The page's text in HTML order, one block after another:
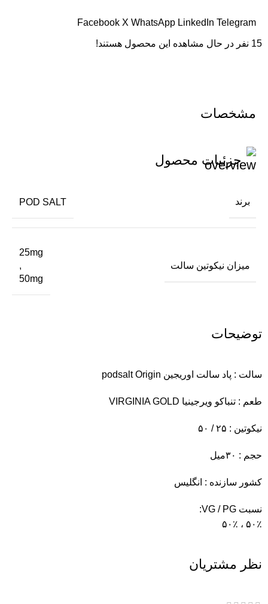
Facebook X WhatsApp LinkedIn Telegram
15 نفر در حال مشاهده این محصول هستند!
توضیحات
سالت : پاد سالت اوریجین podsalt Origin
طعم : تنباکو ویرجینیا VIRGINIA GOLD
نیکوتین : ۲۵ / ۵۰
حجم : ۳۰میل
کشور سازنده : انگلیس
نسبت VG / PG:
۵۰٪ ، ۵۰٪
مشخصات
جزئیات محصول
برند POD SALT
میزان نیکوتین سالت
25mg
,
50mg
نظر مشتریان